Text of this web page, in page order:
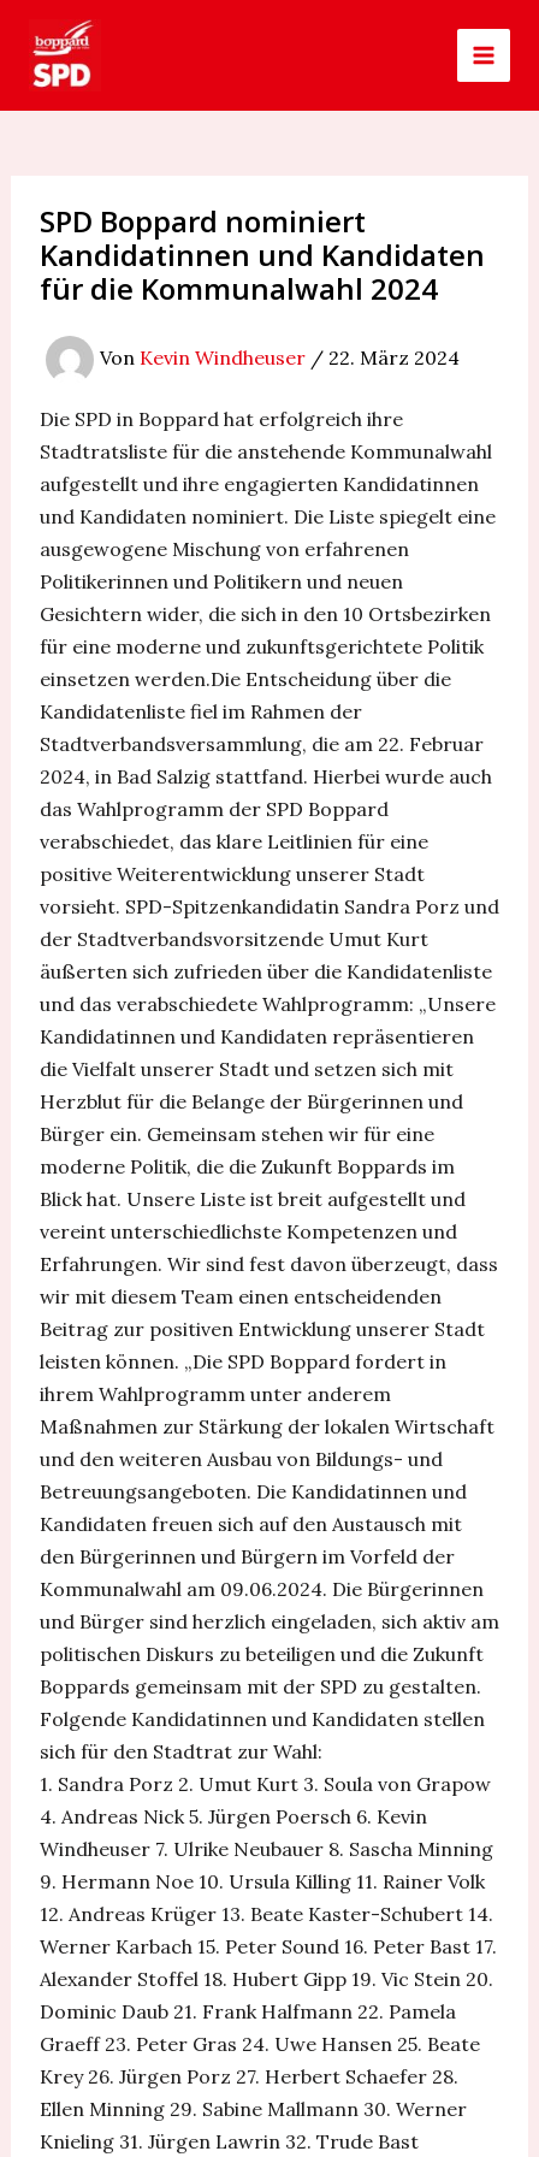
Inhalt
springen
SPD Boppard nominiert
Kandidatinnen und Kandidaten
für die Kommunalwahl 2024
Von Kevin Windheuser / 22. März 2024
Die SPD in Boppard hat erfolgreich ihre
Stadtratsliste für die anstehende Kommunalwahl
aufgestellt und ihre engagierten Kandidatinnen
und Kandidaten nominiert. Die Liste spiegelt eine
ausgewogene Mischung von erfahrenen
Politikerinnen und Politikern und neuen
Gesichtern wider, die sich in den 10 Ortsbezirken
für eine moderne und zukunftsgerichtete Politik
einsetzen werden.Die Entscheidung über die
Kandidatenliste fiel im Rahmen der
Stadtverbandsversammlung, die am 22. Februar
2024, in Bad Salzig stattfand. Hierbei wurde auch
das Wahlprogramm der SPD Boppard
verabschiedet, das klare Leitlinien für eine
positive Weiterentwicklung unserer Stadt
vorsieht. SPD-Spitzenkandidatin Sandra Porz und
der Stadtverbandsvorsitzende Umut Kurt
äußerten sich zufrieden über die Kandidatenliste
und das verabschiedete Wahlprogramm: „Unsere
Kandidatinnen und Kandidaten repräsentieren
die Vielfalt unserer Stadt und setzen sich mit
Herzblut für die Belange der Bürgerinnen und
Bürger ein. Gemeinsam stehen wir für eine
moderne Politik, die die Zukunft Boppards im
Blick hat. Unsere Liste ist breit aufgestellt und
vereint unterschiedlichste Kompetenzen und
Erfahrungen. Wir sind fest davon überzeugt, dass
wir mit diesem Team einen entscheidenden
Beitrag zur positiven Entwicklung unserer Stadt
leisten können. „Die SPD Boppard fordert in
ihrem Wahlprogramm unter anderem
Maßnahmen zur Stärkung der lokalen Wirtschaft
und den weiteren Ausbau von Bildungs- und
Betreuungsangeboten. Die Kandidatinnen und
Kandidaten freuen sich auf den Austausch mit
den Bürgerinnen und Bürgern im Vorfeld der
Kommunalwahl am 09.06.2024. Die Bürgerinnen
und Bürger sind herzlich eingeladen, sich aktiv am
politischen Diskurs zu beteiligen und die Zukunft
Boppards gemeinsam mit der SPD zu gestalten.
Folgende Kandidatinnen und Kandidaten stellen
sich für den Stadtrat zur Wahl:
1. Sandra Porz 2. Umut Kurt 3. Soula von Grapow
4. Andreas Nick 5. Jürgen Poersch 6. Kevin
Windheuser 7. Ulrike Neubauer 8. Sascha Minning
9. Hermann Noe 10. Ursula Killing 11. Rainer Volk
12. Andreas Krüger 13. Beate Kaster-Schubert 14.
Werner Karbach 15. Peter Sound 16. Peter Bast 17.
Alexander Stoffel 18. Hubert Gipp 19. Vic Stein 20.
Dominic Daub 21. Frank Halfmann 22. Pamela
Graeff 23. Peter Gras 24. Uwe Hansen 25. Beate
Krey 26. Jürgen Porz 27. Herbert Schaefer 28.
Ellen Minning 29. Sabine Mallmann 30. Werner
Knieling 31. Jürgen Lawrin 32. Trude Bast
navigation